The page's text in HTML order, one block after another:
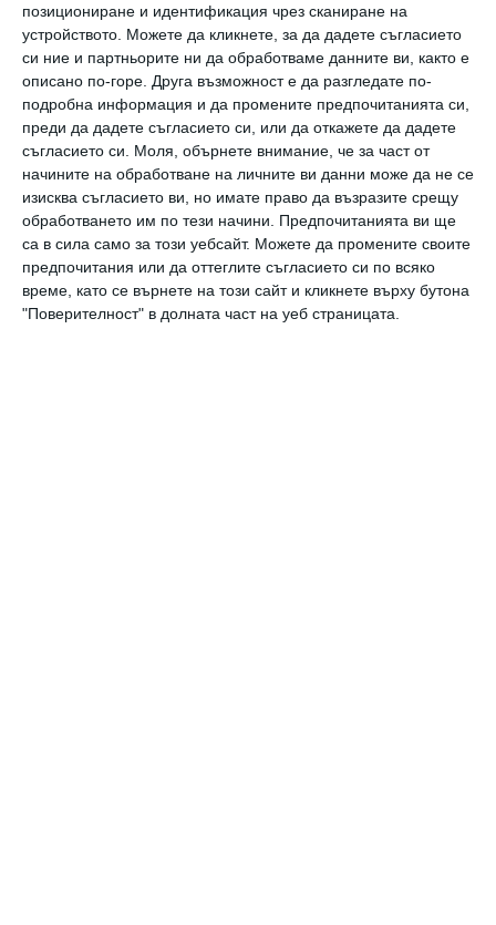
позициониране и идентификация чрез сканиране на
устройството. Можете да кликнете, за да дадете съгласието
си ние и партньорите ни да обработваме данните ви, както е
описано по-горе. Друга възможност е да разгледате по-
подробна информация и да промените предпочитанията си,
преди да дадете съгласието си, или да откажете да дадете
съгласието си.
Моля, обърнете внимание, че за част от
начините на обработване на личните ви данни може да не се
изисква съгласието ви, но имате право да възразите срещу
обработването им по тези начини. Предпочитанията ви ще
са в сила само за този уебсайт. Можете да промените своите
предпочитания или да оттеглите съгласието си по всяко
време, като се върнете на този сайт и кликнете върху бутона
"Поверителност" в долната част на уеб страницата.
България;Реми Тоин– един от любимците на
публиката и финалист в предаването
„България търси талант“;Кристина
Верославова- актриса и продуцент,
завършила престижната школа по театър и
кино „Лий Страсбърг“ в Лос Анджелис;
Александра Драгова – хореограф и танцьор,
работила с международни звезди като Dua
Lipa, Rita Ora, а от няколко години също
участва във филмови продукции като